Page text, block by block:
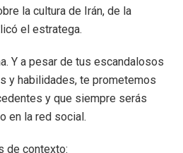
la cultura de Irán, de la
el estratega.
Y a pesar de tus escandalosos
y habilidades, te prometemos
y que siempre serás
en la red social.
de contexto: